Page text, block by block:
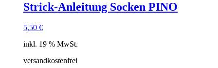
Strick-Anleitung Socken PINO
5,50 €
inkl. 19 % MwSt.
versandkostenfrei